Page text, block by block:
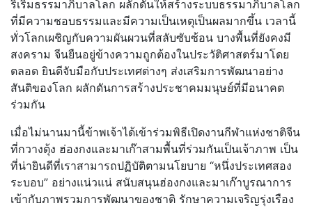
ริเริ่มธรรมาภิบาลโลก ผลักดันให้สร้างระบบธรรมาภิบาลโลก
ที่มีความชอบธรรมและมีความเป็นเหตุเป็นผลมากขึ้น เวลานี้
ทั่วโลกเผชิญกับความผันผวนที่สลับซับซ้อน บางพื้นที่ยังคงมี
สงคราม จีนยืนอยู่ข้างความถูกต้องในประวัติศาสตร์มาโดย
ตลอด ยินดีจับมือกับประเทศต่างๆ ส่งเสริมการพัฒนาอย่าง
สันติของโลก ผลักดันการสร้างประชาคมมนุษย์ที่มีอนาคต
ร่วมกัน
เมื่อไม่นานมานี้ข้าพเจ้าได้เข้าร่วมพิธีเปิดงานกีฬาแห่งชาติจีน
ที่กวางตุ้ง ฮ่องกงและมาเก๊าสามพื้นที่ร่วมกันเป็นเจ้าภาพ เป็น
ที่น่ายินดีที่เราสามารถปฏิบัติตามนโยบาย “หนึ่งประเทศสอง
ระบอบ” อย่างแน่วแน่ สนับสนุนฮ่องกงและมาเก๊าบูรณาการ
เข้ากับภาพรวมการพัฒนาของชาติ รักษาความเจริญรุ่งเรือง